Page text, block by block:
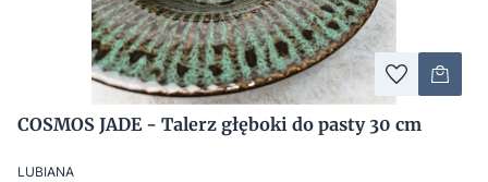
COSMOS JADE - Talerz głęboki do pasty 30 cm
LUBIANA